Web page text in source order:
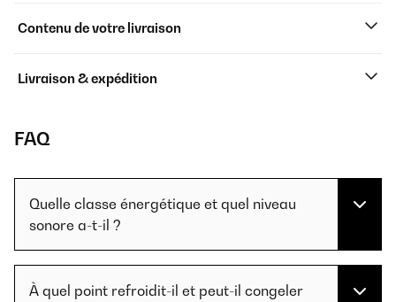
Contenu de votre livraison
Livraison & expédition
FAQ
Quelle classe énergétique et quel niveau
sonore a-t-il ?
À quel point refroidit-il et peut-il congeler